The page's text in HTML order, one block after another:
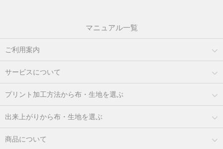
マニュアル一覧
ご利用案内
サービスについて
プリント加工方法から布・生地を選ぶ
出来上がりから布・生地を選ぶ
商品について